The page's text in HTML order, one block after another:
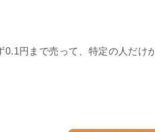
0.1円まで売って、特定の人だけ